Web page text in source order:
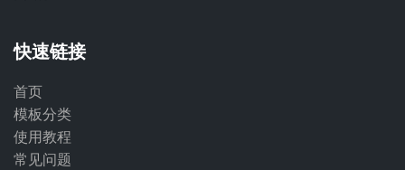
快速链接
首页
模板分类
使用教程
常见问题